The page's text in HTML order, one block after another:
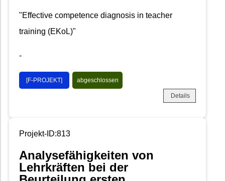
"Effective competence diagnosis in teacher
training (EKoL)"
-
[F-PROJEKT] abgeschlossen
Details
Projekt-ID:813
Analysefähigkeiten von
Lehrkräften bei der